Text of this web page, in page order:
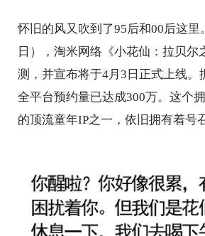
怀旧的风又吹到了95后和00后这里
日），淘米网络《小花仙：拉贝尔
测，并宣布将于4月3日正式上线。
全平台预约量已达成300万。这个
的顶流童年IP之一，依旧拥有着号